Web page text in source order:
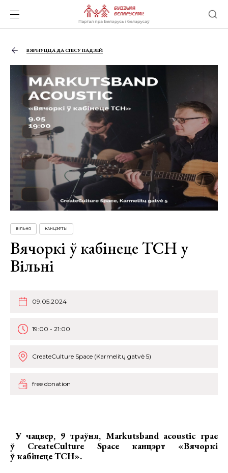
ВЯРНУЦЦА ДА СПІСУ ПАДЗЕЙ
ВІЛЬНЯ КАНЦЭРТЫ
Вячоркі ў кабінеце ТСН у
Вільні
09.05.2024
19:00 - 21:00
CreateCulture Space (Karmelitų gatvė 5)
free donation
У чацвер, 9 траўня, Markutsband acoustic грае
ў CreateCulture Space канцэрт «Вячоркі
ў кабінеце ТСН».